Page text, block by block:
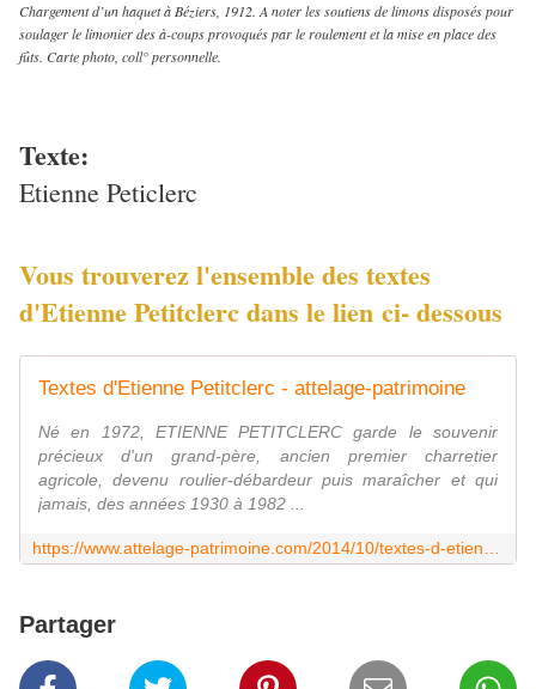
Chargement d’un haquet à Béziers, 1912. A noter les soutiens de limons disposés pour
soulager le limonier des à-coups provoqués par le roulement et la mise en place des
fûts. Carte photo, coll° personnelle.
Texte:
Etienne Peticlerc
Vous trouverez l'ensemble des textes
d'Etienne Petitclerc dans le lien ci- dessous
Textes d'Etienne Petitclerc - attelage-patrimoine
Né en 1972, ETIENNE PETITCLERC garde le souvenir
précieux d'un grand-père, ancien premier charretier
agricole, devenu roulier-débardeur puis maraîcher et qui
jamais, des années 1930 à 1982 ...
Partager